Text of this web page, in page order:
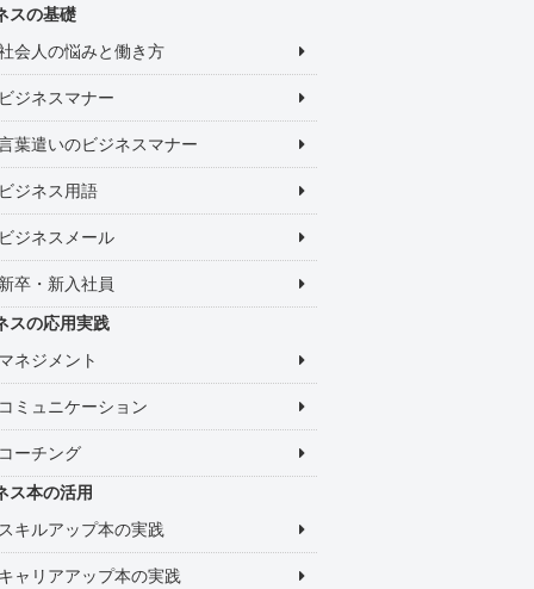
スの基礎
会人の悩みと働き方
ジネスマナー
葉遣いのビジネスマナー
ジネス用語
ジネスメール
卒・新入社員
スの応用実践
ネジメント
ミュニケーション
ーチング
ス本の活用
キルアップ本の実践
ャリアアップ本の実践